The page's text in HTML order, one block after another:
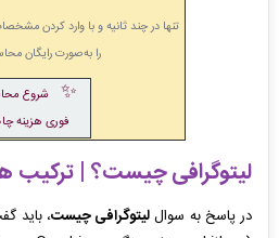
تنها در چند ثانیه و با وارد کردن
را به‌صورت رایگان
✨
شروع
فوری هزینه
لیتوگرافی چیست؟ | ترکیب
در پاسخ به سواللیتوگرافی چیست، باید